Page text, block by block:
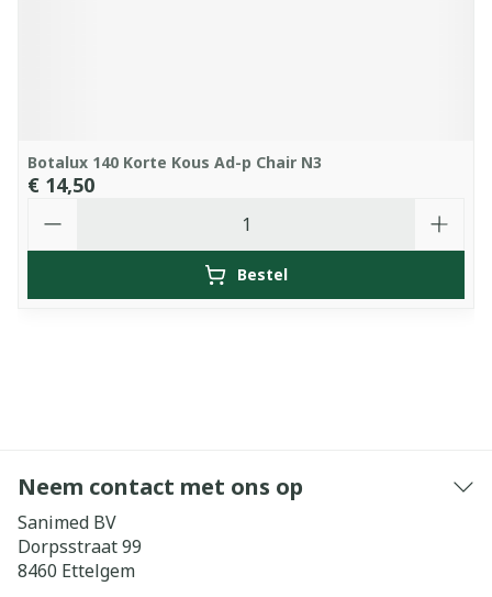
Botalux 140 Korte Kous Ad-p Chair N3
€ 14,50
Bestel
Neem contact met ons op
Sanimed BV
Dorpsstraat 99
8460 Ettelgem